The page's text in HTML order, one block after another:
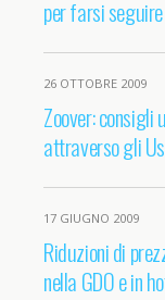
per farsi
26 OTTOBRE 2009
Zoover: consigli
attraverso gli
17 GIUGNO 2009
Riduzioni di
nella GDO e in